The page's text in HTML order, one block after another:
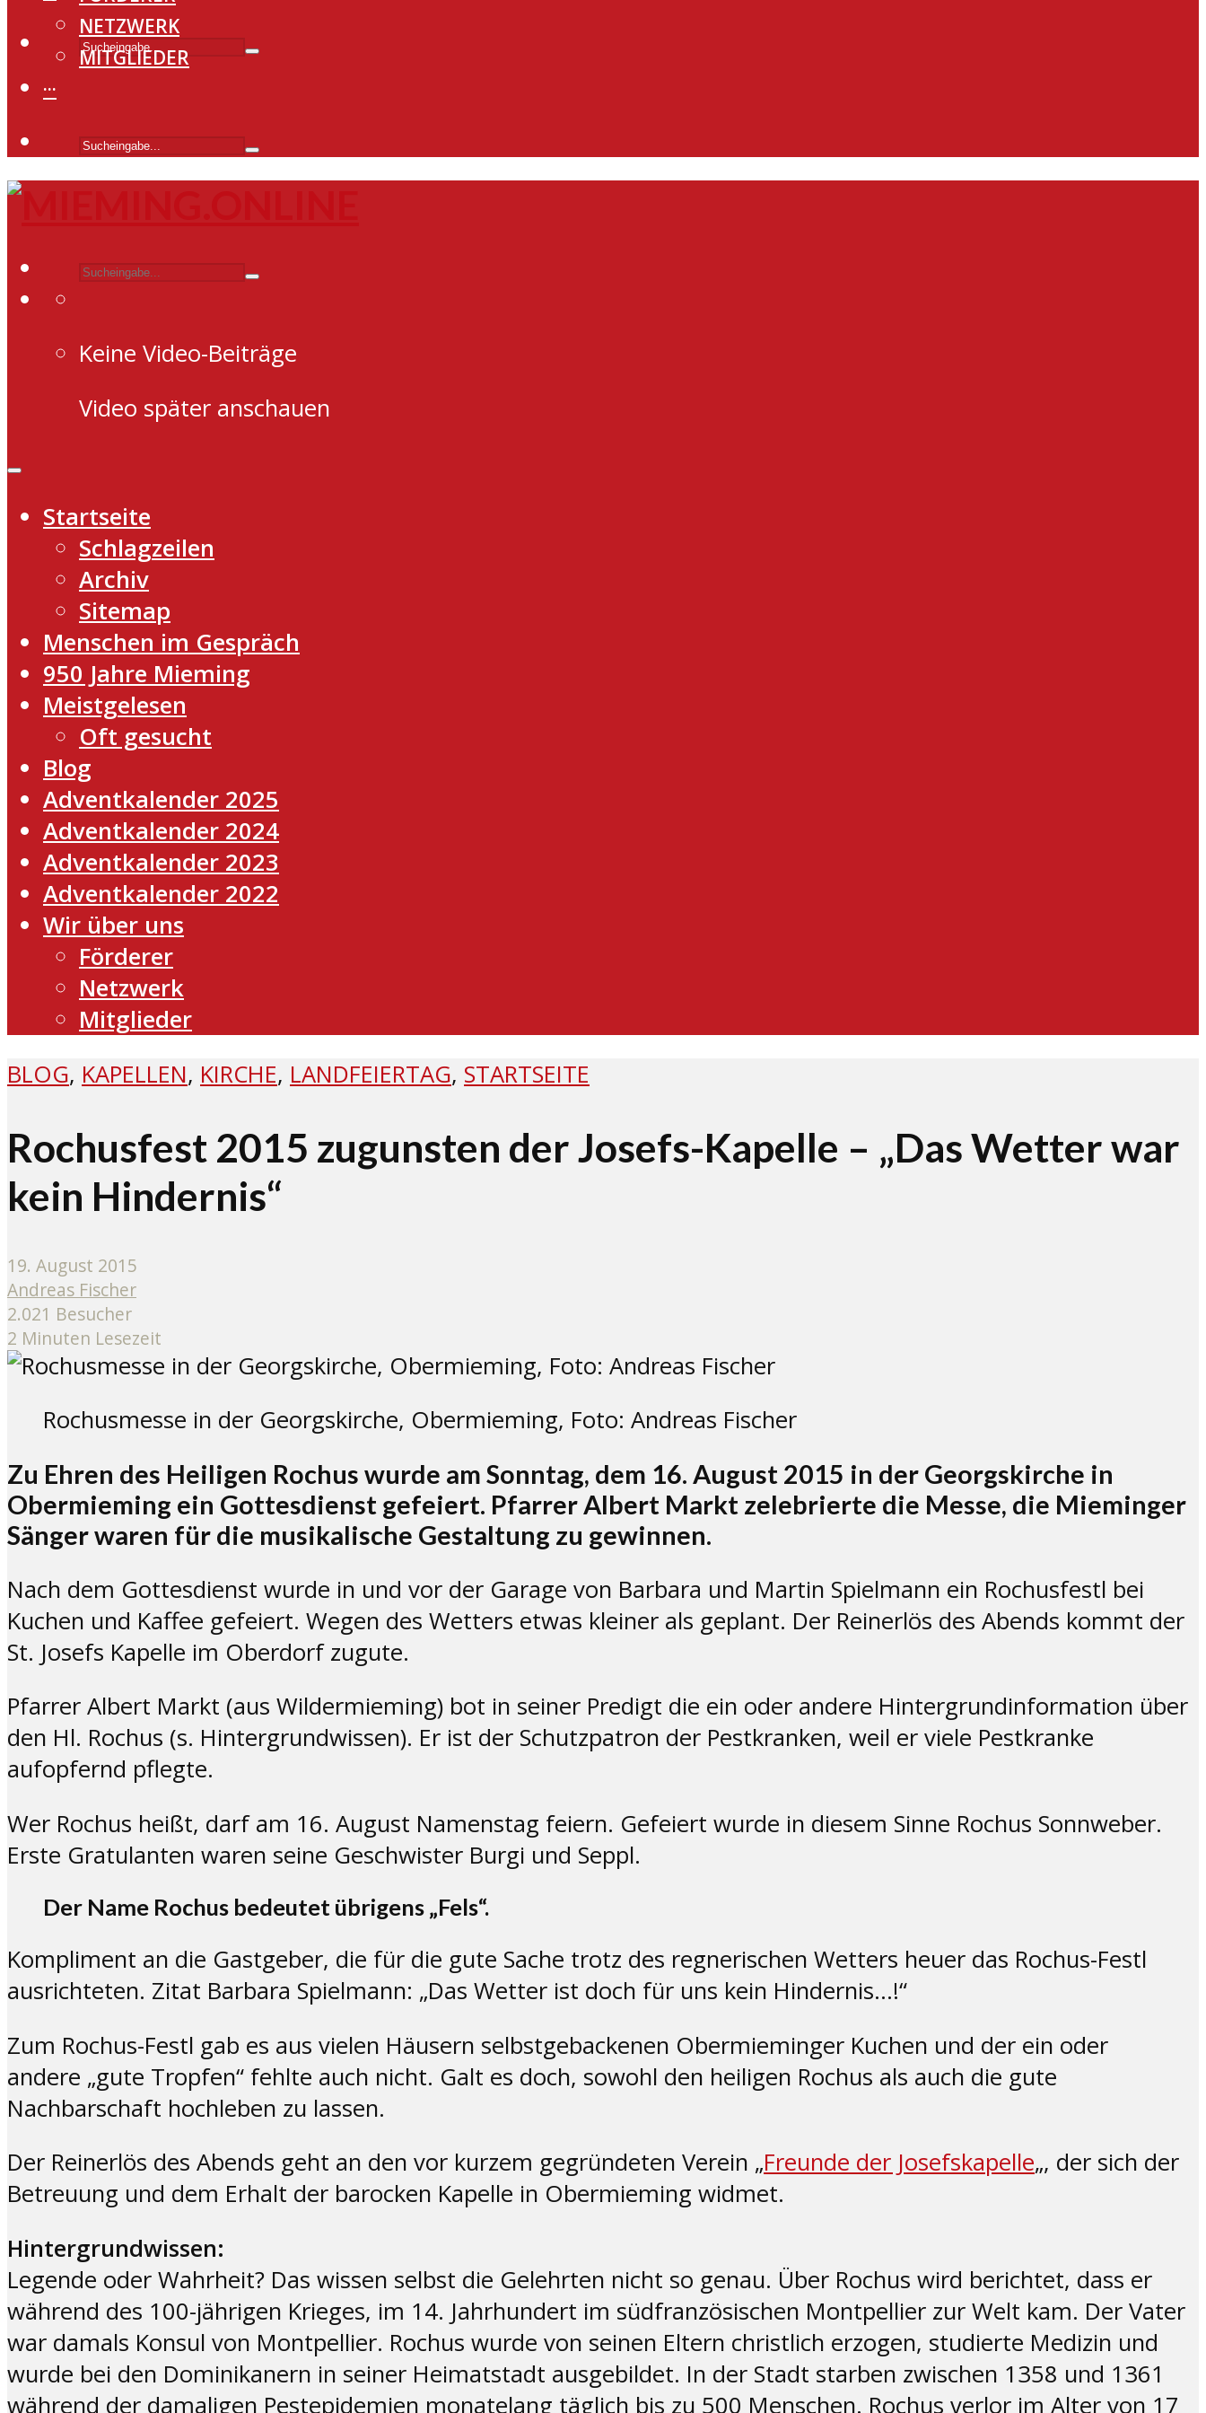
NETZWERK
MITGLIEDER
···
Keine Video-Beiträge
Video später anschauen
Startseite
Schlagzeilen
Archiv
Sitemap
Menschen im Gespräch
950 Jahre Mieming
Meistgelesen
Oft gesucht
Blog
Adventkalender 2025
Adventkalender 2024
Adventkalender 2023
Adventkalender 2022
Wir über uns
Förderer
Netzwerk
Mitglieder
BLOG, KAPELLEN, KIRCHE, LANDFEIERTAG, STARTSEITE
Rochusfest 2015 zugunsten der Josefs-Kapelle – „Das Wetter war
kein Hindernis“
19. August 2015
Andreas Fischer
2.021 Besucher
2 Minuten Lesezeit
Rochusmesse in der Georgskirche, Obermieming, Foto: Andreas Fischer
Zu Ehren des Heiligen Rochus wurde am Sonntag, dem 16. August 2015 in der Georgskirche in
Obermieming ein Gottesdienst gefeiert. Pfarrer Albert Markt zelebrierte die Messe, die Mieminger
Sänger waren für die musikalische Gestaltung zu gewinnen.
Nach dem Gottesdienst wurde in und vor der Garage von Barbara und Martin Spielmann ein Rochusfestl bei
Kuchen und Kaffee gefeiert. Wegen des Wetters etwas kleiner als geplant. Der Reinerlös des Abends kommt der
St. Josefs Kapelle im Oberdorf zugute.
Pfarrer Albert Markt (aus Wildermieming) bot in seiner Predigt die ein oder andere Hintergrundinformation über
den Hl. Rochus (s. Hintergrundwissen). Er ist der Schutzpatron der Pestkranken, weil er viele Pestkranke
aufopfernd pflegte.
Wer Rochus heißt, darf am 16. August Namenstag feiern. Gefeiert wurde in diesem Sinne Rochus Sonnweber.
Erste Gratulanten waren seine Geschwister Burgi und Seppl.
Der Name Rochus bedeutet übrigens „Fels“.
Kompliment an die Gastgeber, die für die gute Sache trotz des regnerischen Wetters heuer das Rochus-Festl
ausrichteten. Zitat Barbara Spielmann: „Das Wetter ist doch für uns kein Hindernis…!“
Zum Rochus-Festl gab es aus vielen Häusern selbstgebackenen Obermieminger Kuchen und der ein oder
andere „gute Tropfen“ fehlte auch nicht. Galt es doch, sowohl den heiligen Rochus als auch die gute
Nachbarschaft hochleben zu lassen.
Der Reinerlös des Abends geht an den vor kurzem gegründeten Verein „Freunde der Josefskapelle„, der sich der
Betreuung und dem Erhalt der barocken Kapelle in Obermieming widmet.
Hintergrundwissen:
Legende oder Wahrheit? Das wissen selbst die Gelehrten nicht so genau. Über Rochus wird berichtet, dass er
während des 100-jährigen Krieges, im 14. Jahrhundert im südfranzösischen Montpellier zur Welt kam. Der Vater
war damals Konsul von Montpellier. Rochus wurde von seinen Eltern christlich erzogen, studierte Medizin und
wurde bei den Dominikanern in seiner Heimatstadt ausgebildet. In der Stadt starben zwischen 1358 und 1361
während der damaligen Pestepidemien monatelang täglich bis zu 500 Menschen. Rochus verlor im Alter von 17